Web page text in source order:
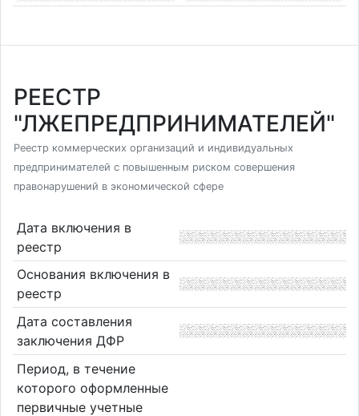
РЕЕСТР
"ЛЖЕПРЕДПРИНИМАТЕЛЕЙ"
Реестр коммерческих организаций и индивидуальных
предпринимателей с повышенным риском совершения
правонарушений в экономической сфере
Дата включения в
реестр
Основания включения в
реестр
Дата составления
заключения ДФР
Период, в течение
которого оформленные
первичные учетные